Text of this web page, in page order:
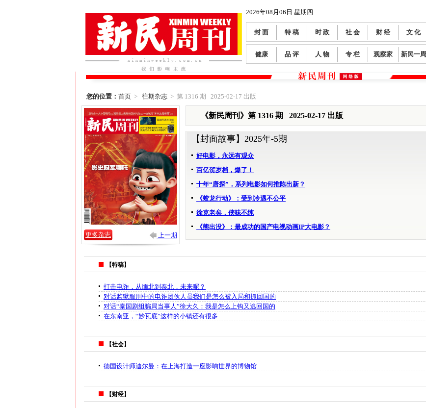
2026年08月06日 星期四
封 面 特 稿 时 政 社 会 财 经 文 化
健康 品 评 人 物 专 栏 观察家 新民一周
您的位置： 首页 > 往期杂志 > 第 1316 期 2025-02-17 出版
更多杂志 上一期
《新民周刊》第 1316 期 2025-02-17 出版
【封面故事】 2025年-5期
好电影，永远有观众
百亿贺岁档，爆了！
十年“唐探”，系列电影如何推陈出新？
《蛟龙行动》：受到冷遇不公平
徐克老矣，侠味不纯
《熊出没》：最成功的国产电视动画IP大电影？
【特稿】
打击电诈，从缅北到泰北，未来呢？
对话监狱服刑中的电诈团伙人员我们是怎么被入局和抓回国的
对话“泰国剧组骗局当事人”徐大久：我是怎么上钩又逃回国的
在东南亚，“妙瓦底”这样的小镇还有很多
【社会】
德国设计师迪尔曼：在上海打造一座影响世界的博物馆
【财经】